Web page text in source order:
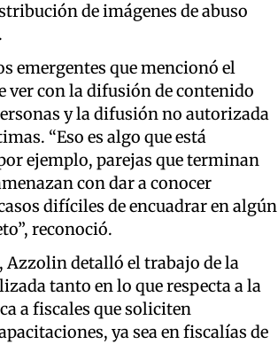
de imágenes de abuso
emergentes que mencionó el
ver con la difusión de contenido
y la difusión no autorizada
“Eso es algo que está
ejemplo, parejas que terminan
con dar a conocer
difíciles de encuadrar en algún
reconoció.
detalló el trabajo de la
tanto en lo que respecta a la
a fiscales que soliciten
ya sea en fiscalías de